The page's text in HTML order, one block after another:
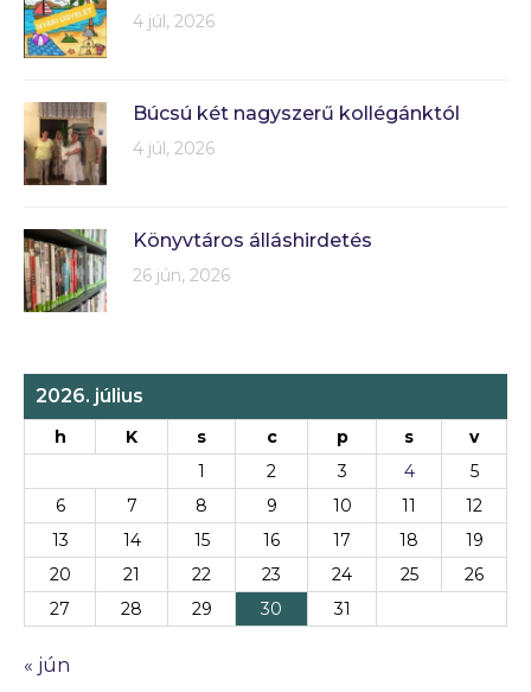
4 júl, 2026
Búcsú két nagyszerű kollégánktól
4 júl, 2026
Könyvtáros álláshirdetés
26 jún, 2026
2026. július
h K s c p s
v
1
2 3 4
5
6
7 8 9 10 11
12
13
14 15 16 17 18
19
20
21 22 23 24 25
26
27
28 29 30 31
« jún